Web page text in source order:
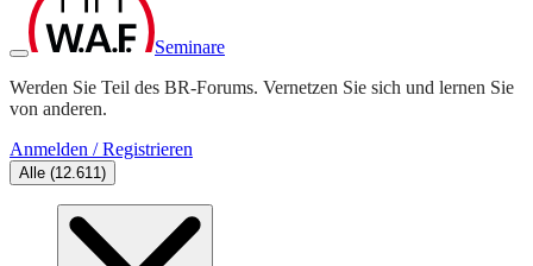
Seminare
Werden Sie Teil des BR-Forums. Vernetzen Sie sich und lernen Sie
von anderen.
Anmelden / Registrieren
Alle (12.611)